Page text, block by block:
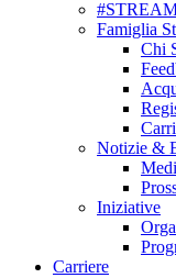
Famiglia
Chi
Notizie &
Iniziative
Carriere